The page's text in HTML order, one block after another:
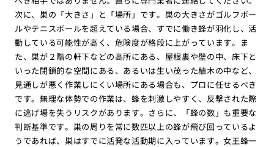
次に、巣の「大きさ」と「場所」です。巣の大きさがゴルフボー
ルやテニスボールを超えている場合、すでに働き蜂が羽化し、活
動している可能性が高く、危険度が格段に上がっています。ま
た、巣が２階の軒下などの高所にある、屋根裏や壁の中、床下と
いった閉鎖的な空間にある、あるいは生い茂った植木の中など、
見通しが悪く作業しにくい場所にある場合も、プロに任せるべき
です。無理な体勢での作業は、蜂を刺激しやすく、反撃された際
に逃げ場を失うリスクがあります。さらに、「蜂の数」も重要な
判断基準です。巣の周りを常に数匹以上の蜂が飛び回っているよ
うであれば、巣はすでに活発な活動期に入っています。女王蜂一